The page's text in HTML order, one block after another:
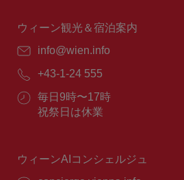
間：
ウィーン観光＆宿泊案内
E
ー
ル：
info@wien.info
電
番
号：
+43-1-24 555
営
業
毎日9時〜17時
祝祭日は休業
ウィーンAIコンシェルジュ